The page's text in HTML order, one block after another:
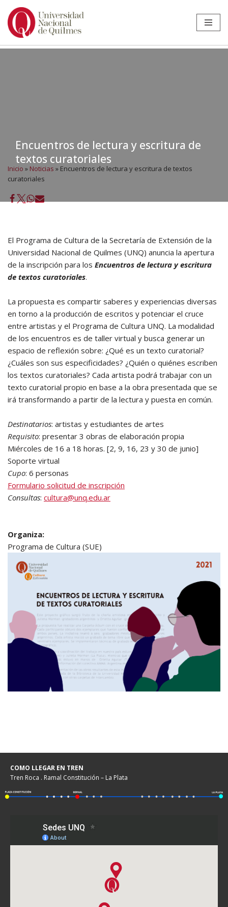
Ir
Encuentros de lectura y escritura de
textos curatoriales
Inicio » Noticias » Encuentros de lectura y escritura de textos
curatoriales
El Programa de Cultura de la Secretaría de Extensión de la
Universidad Nacional de Quilmes (UNQ) anuncia la apertura
de la inscripción para los Encuentros de lectura y escritura
de textos curatoriales.
La propuesta es compartir saberes y experiencias diversas
en torno a la producción de escritos y potenciar el cruce
entre artistas y el Programa de Cultura UNQ. La modalidad
de los encuentros es de taller virtual y busca generar un
espacio de reflexión sobre: ¿Qué es un texto curatorial?
¿Cuáles son sus especificidades? ¿Quién o quiénes escriben
los textos curatoriales? Cada artista podrá trabajar con un
texto curatorial propio en base a la obra presentada que se
irá transformando a partir de la lectura y puesta en común.
Destinatarios: artistas y estudiantes de artes
Requisito: presentar 3 obras de elaboración propia
Miércoles de 16 a 18 horas. [2, 9, 16, 23 y 30 de junio]
Soporte virtual
Cupo: 6 personas
Formulario solicitud de inscripción
Consultas: cultura@unq.edu.ar
Organiza:
Programa de Cultura (SUE)
COMO LLEGAR EN TREN
Tren Roca . Ramal Constitución – La Plata